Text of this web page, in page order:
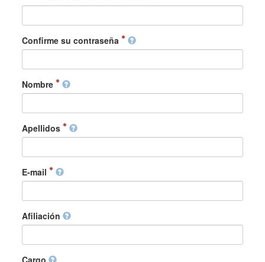
Confirme su contraseña
Nombre
Apellidos
E-mail
Afiliación
Cargo